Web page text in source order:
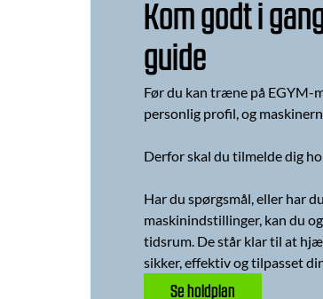
Kom godt i
guide
Før du kan træne på EGYM-
personlig profil, og
Derfor skal du tilmelde dig
Har du spørgsmål, eller har
maskinindstillinger, kan du
tidsrum. De står klar til at
sikker, effektiv og tilpasset
Se holdplan